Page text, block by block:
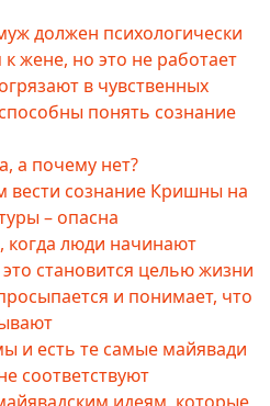
должен психологически
жене, но это не работает
в чувственных
понять сознание
а почему нет?
сознание Кришны на
– опасна
люди начинают
становится целью жизни
и понимает, что
и есть те самые майявади
соответствуют